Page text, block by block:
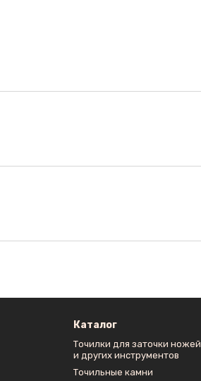
Каталог
Точилки для заточки ножей
и других инструментов
Точильные камни